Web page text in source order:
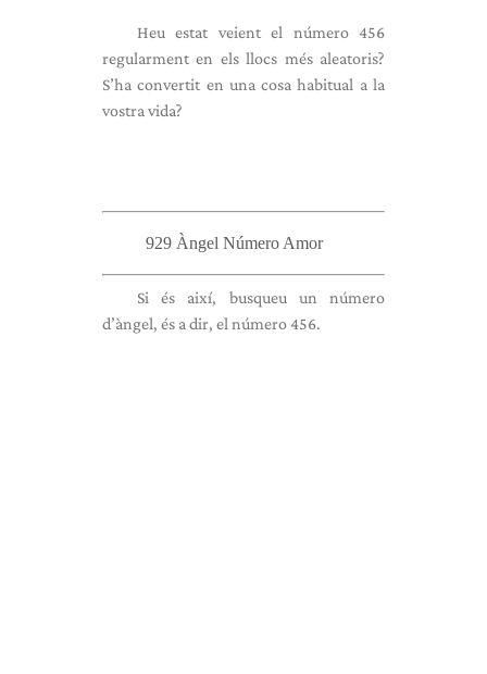
Heu estat veient el número 456
regularment en els llocs més aleatoris?
S’ha convertit en una cosa habitual a la
vostra vida?
929 Àngel Número Amor
Si és així, busqueu un número
d’àngel, és a dir, el número 456.